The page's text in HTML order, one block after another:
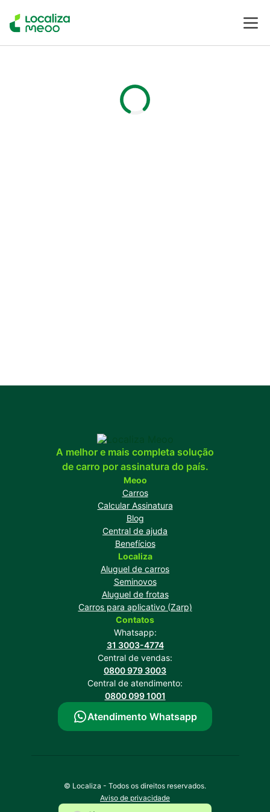
A melhor e mais completa solução
de carro por assinatura do país.
Meoo
Carros
Calcular Assinatura
Blog
Central de ajuda
Benefícios
Localiza
Aluguel de carros
Seminovos
Aluguel de frotas
Carros para aplicativo (Zarp)
Contatos
Atendimento Whatsapp
Whatsapp:
31 3003-4774
Central de vendas:
0800 979 3003
Central de atendimento:
0800 099 1001
© Localiza - Todos os direitos reservados.
Aviso de privacidade